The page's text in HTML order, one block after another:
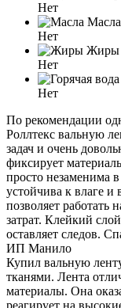
Нет
Масла
Нет
Жиры
Нет
Нет
По рекомендации
Роллтекс вальную
задач и очень
фиксирует
просто незаменима
устойчива к влаге
позволяет работать
затрат. Клейкий
оставляет следов.
ИП Манило
Купил вальную
тканями. Лента
материалы. Она
реагирует на